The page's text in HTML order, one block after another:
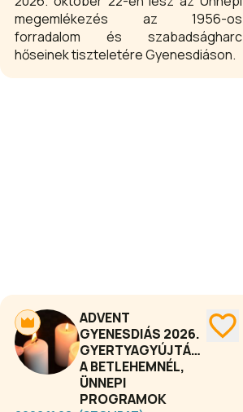
megemlékezés az 1956-os
forradalom és szabadságharc
hőseinek tiszteletére Gyenesdiáson.
ADVENT
GYENESDIÁS 2026.
GYERTYAGYÚJTÁSOK
A BETLEHEMNÉL,
ÜNNEPI
PROGRAMOK